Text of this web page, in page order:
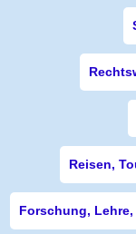
Reisen,
Forschung,